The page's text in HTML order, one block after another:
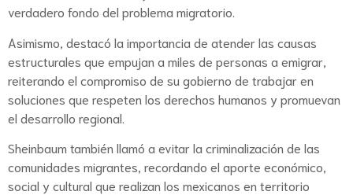
verdadero fondo del problema migratorio.
Asimismo, destacó la importancia de atender las causas
estructurales que empujan a miles de personas a emigrar,
reiterando el compromiso de su gobierno de trabajar en
soluciones que respeten los derechos humanos y promuevan
el desarrollo regional.
Sheinbaum también llamó a evitar la criminalización de las
comunidades migrantes, recordando el aporte económico,
social y cultural que realizan los mexicanos en territorio